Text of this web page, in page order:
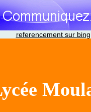
referencement sur bing